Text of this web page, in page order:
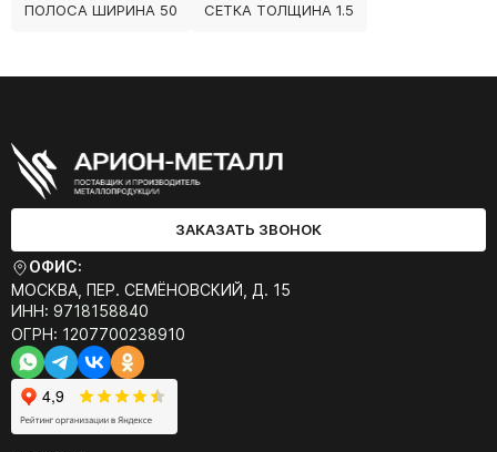
ПОЛОСА ШИРИНА 50 СЕТКА ТОЛЩИНА 1.5
ЗАКАЗАТЬ ЗВОНОК
ОФИС:
МОСКВА, ПЕР. СЕМЁНОВСКИЙ, Д. 15
ИНН: 9718158840
ОГРН: 1207700238910